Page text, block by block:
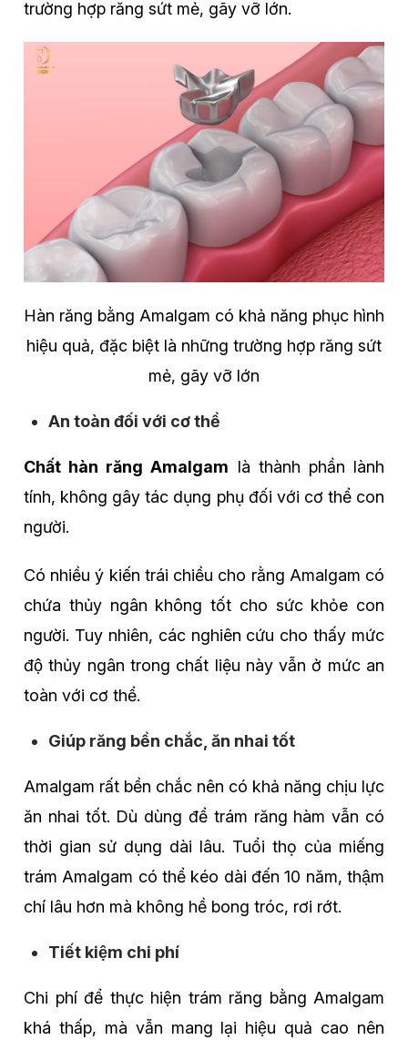
trường hợp răng sứt mẻ, gãy vỡ lớn.
Hàn răng bằng Amalgam có khả năng phục hình
hiệu quả, đặc biệt là những trường hợp răng sứt
mẻ, gãy vỡ lớn
An toàn đối với cơ thể
Chất hàn răng Amalgam là thành phần lành
tính, không gây tác dụng phụ đối với cơ thể con
người.
Có nhiều ý kiến trái chiều cho rằng Amalgam có
chứa thủy ngân không tốt cho sức khỏe con
người. Tuy nhiên, các nghiên cứu cho thấy mức
độ thủy ngân trong chất liệu này vẫn ở mức an
toàn với cơ thể.
Giúp răng bền chắc, ăn nhai tốt
Amalgam rất bền chắc nên có khả năng chịu lực
ăn nhai tốt. Dù dùng để trám răng hàm vẫn có
thời gian sử dụng dài lâu. Tuổi thọ của miếng
trám Amalgam có thể kéo dài đến 10 năm, thậm
chí lâu hơn mà không hề bong tróc, rơi rớt.
Tiết kiệm chi phí
Chi phí để thực hiện trám răng bằng Amalgam
khá thấp, mà vẫn mang lại hiệu quả cao nên